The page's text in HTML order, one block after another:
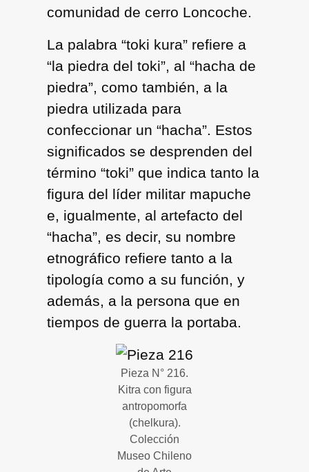
comunidad de cerro Loncoche.
La palabra “toki kura” refiere a
“la piedra del toki”, al “hacha de
piedra”, como también, a la
piedra utilizada para
confeccionar un “hacha”. Estos
significados se desprenden del
término “toki” que indica tanto la
figura del líder militar mapuche
e, igualmente, al artefacto del
“hacha”, es decir, su nombre
etnográfico refiere tanto a la
tipología como a su función, y
además, a la persona que en
tiempos de guerra la portaba.
Pieza N° 216.
Kitra con figura
antropomorfa
(chelkura).
Colección
Museo Chileno